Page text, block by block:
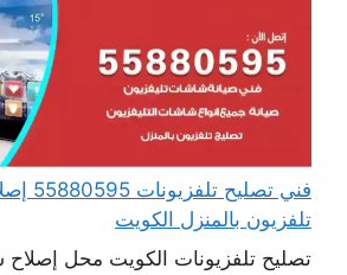
فني
تلفزيون بالمنزل الكويت
تصليح تلفزيونات الكويت محل